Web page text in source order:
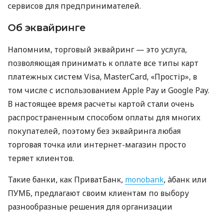
сервисов для предпринимателей.
Об эквайринге
Напомним, торговый эквайринг — это услуга,
позволяющая принимать к оплате все типы карт
платежных систем Visa, MasterCard, «Простір», в
том числе с использованием Apple Pay и Google Pay.
В настоящее время расчеты картой стали очень
распространенным способом оплаты для многих
покупателей, поэтому без эквайринга любая
торговая точка или интернет-магазин просто
теряет клиентов.
Такие банки, как ПриватБанк, monobank, àбанк или
ПУМБ, предлагают своим клиентам по выбору
разнообразные решения для организации